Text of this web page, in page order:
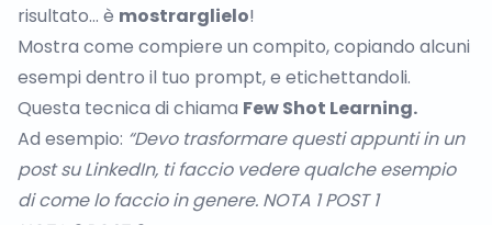
risultato... è mostrarglielo!
Mostra come compiere un compito, copiando alcuni
esempi dentro il tuo prompt, e etichettandoli.
Questa tecnica di chiama Few Shot Learning.
Ad esempio: “Devo trasformare questi appunti in un
post su LinkedIn, ti faccio vedere qualche esempio
di come lo faccio in genere. NOTA 1 POST 1